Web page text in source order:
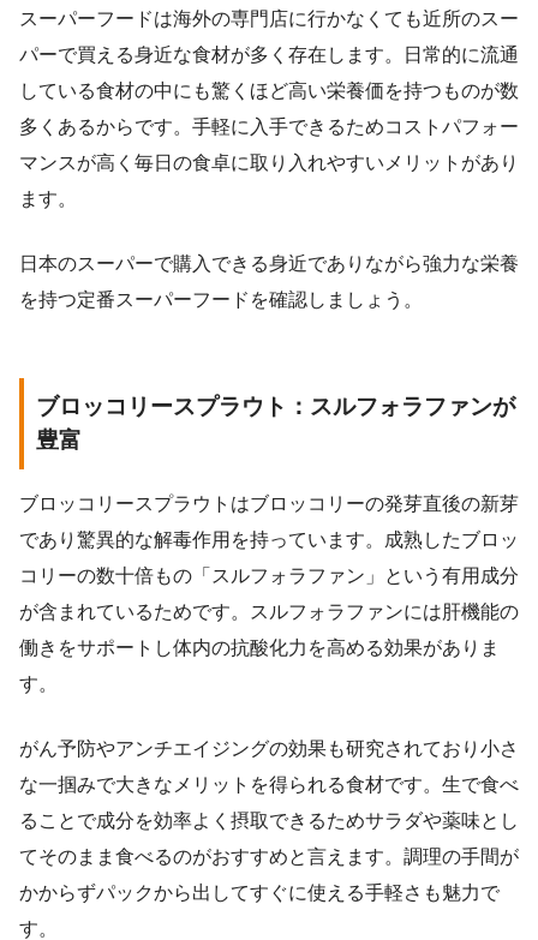
スーパーフードは海外の専門店に行かなくても近所のスー
パーで買える身近な食材が多く存在します。日常的に流通
している食材の中にも驚くほど高い栄養価を持つものが数
多くあるからです。手軽に入手できるためコストパフォー
マンスが高く毎日の食卓に取り入れやすいメリットがあり
ます。
日本のスーパーで購入できる身近でありながら強力な栄養
を持つ定番スーパーフードを確認しましょう。
ブロッコリースプラウト：スルフォラファンが
豊富
ブロッコリースプラウトはブロッコリーの発芽直後の新芽
であり驚異的な解毒作用を持っています。成熟したブロッ
コリーの数十倍もの「スルフォラファン」という有用成分
が含まれているためです。スルフォラファンには肝機能の
働きをサポートし体内の抗酸化力を高める効果がありま
す。
がん予防やアンチエイジングの効果も研究されており小さ
な一掴みで大きなメリットを得られる食材です。生で食べ
ることで成分を効率よく摂取できるためサラダや薬味とし
てそのまま食べるのがおすすめと言えます。調理の手間が
かからずパックから出してすぐに使える手軽さも魅力で
す。